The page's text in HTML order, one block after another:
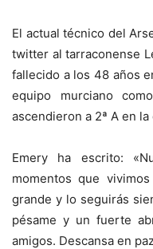
El actual técnico del
twitter al tarraconense
fallecido a los 48 años
equipo murciano
ascendieron a 2ª A en
Emery ha escrito:
momentos que
grande y lo seguirás
pésame y un fuerte
amigos. Descansa en